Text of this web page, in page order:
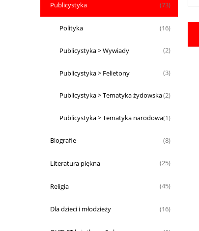
Publicystyka (73)
Polityka (16)
Publicystyka > Wywiady (2)
Publicystyka > Felietony (3)
Publicystyka > Tematyka żydowska(2)
Publicystyka > Tematyka narodowa(1)
Biografie (8)
Literatura piękna (25)
Religia (45)
Dla dzieci i młodzieży (16)